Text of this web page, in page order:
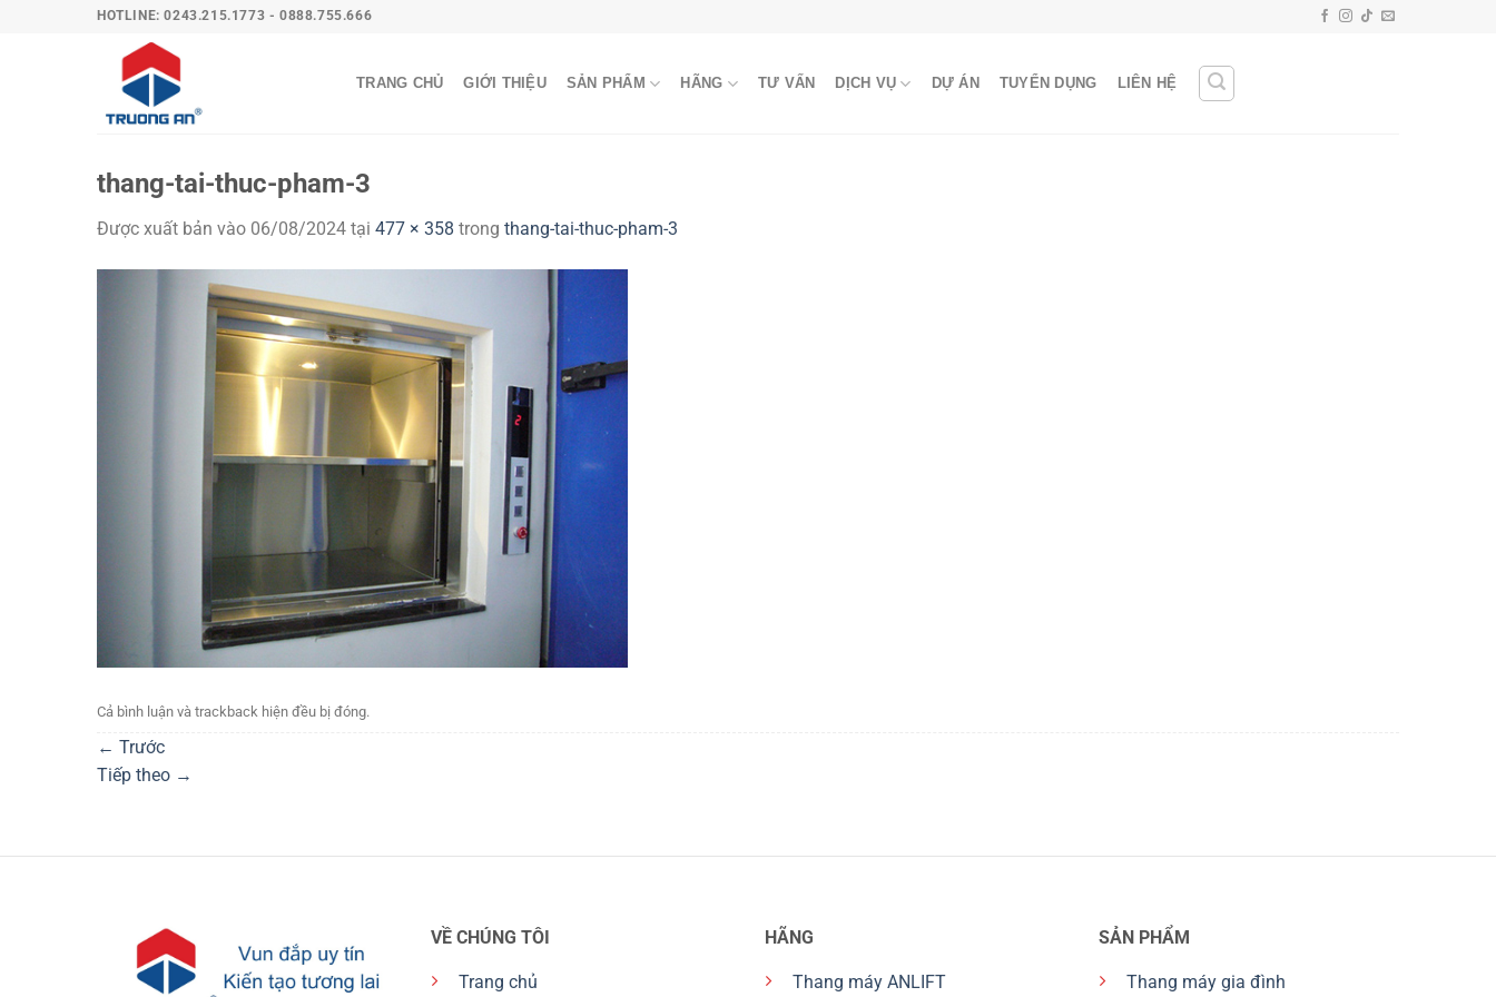
HOTLINE: 0243.215.1773 - 0888.755.666
TRANG CHỦ GIỚI THIỆU SẢN PHẨM HÃNG TƯ VẤN DỊCH VỤ DỰ ÁN TUYỂN DỤNG LIÊN HỆ
thang-tai-thuc-pham-3
Được xuất bản vào 06/08/2024 tại 477 × 358 trong thang-tai-thuc-pham-3
Cả bình luận và trackback hiện đều bị đóng.
← Trước
Tiếp theo →
VỀ CHÚNG TÔI
Trang chủ
HÃNG
Thang máy ANLIFT
SẢN PHẨM
Thang máy gia đình